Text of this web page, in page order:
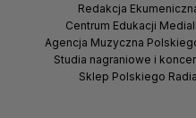
Redakcja
Centrum Edukacji
Agencja Muzyczna
Studia nagraniowe i
Sklep Polskiego Radia